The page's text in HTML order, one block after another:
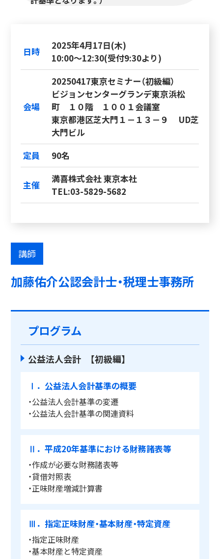
日時
2025年4月17日(木)
10:00～12:30(受付9:30より)
会場
20250417東京セミナー（初級編）
ビジョンセンターグランデ東京浜松
町 １０階 １００１会議室
東京都港区芝大門１－１３－９ UD芝
大門ビル
定員
90名
主催
満喜株式会社 東京本社
TEL:03-5829-5682
講師
加藤佑介公認会計士・税理士事務所
プログラム
公益法人会計 【初級編】
Ⅰ．公益法人会計基準の概要
・公益法人会計基準の変遷
・公益法人会計基準の関連資料
Ⅱ．平成20年基準における財務諸表等
・作成が必要な財務諸表等
・貸借対照表
・正味財産増減計算書
Ⅲ．指定正味財産・基本財産・特定資産
・指定正味財産
・基本財産と特定資産